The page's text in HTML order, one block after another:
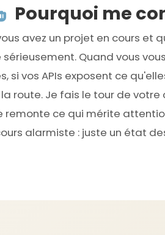
Pourquoi me
avez un projet en cours et
Quand vous
si vos APIs exposent ce
route. Je fais le tour de
remonte ce qui mérite
alarmiste : juste un état